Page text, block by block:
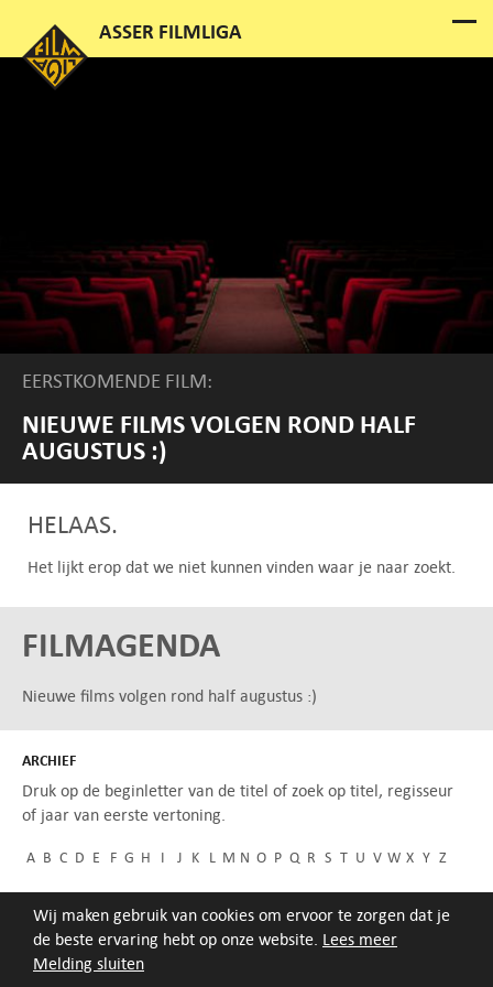
Melding sluiten
Wij maken gebruik van cookies om ervoor te zorgen dat je
de beste ervaring hebt op onze website. Lees meer
EERSTKOMENDE FILM:
NIEUWE FILMS VOLGEN ROND HALF
AUGUSTUS :)
HELAAS.
Het lijkt erop dat we niet kunnen vinden waar je naar zoekt.
FILMAGENDA
Nieuwe films volgen rond half augustus :)
ARCHIEF
Druk op de beginletter van de titel of zoek op titel, regisseur
of jaar van eerste vertoning.
A B C D E F G H I J K L M N O P Q R S T U V W X Y Z